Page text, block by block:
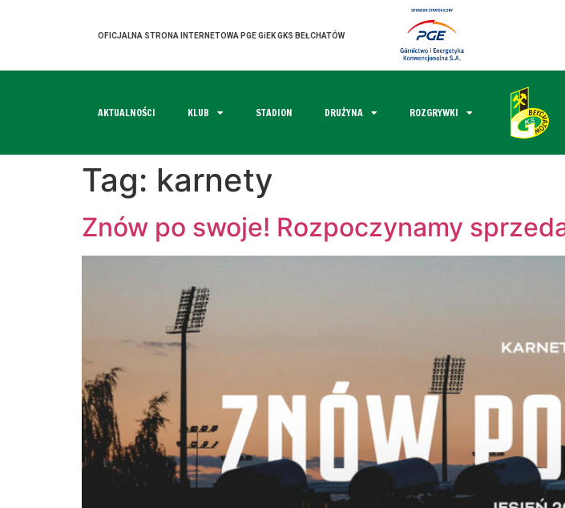
OFICJALNA STRONA INTERNETOWA PGE GiEK GKS BEŁCHATÓW
AKTUALNOŚCI KLUB STADION DRUŻYNA ROZGRYWKI
Tag: karnety
Znów po swoje! Rozpoczynamy